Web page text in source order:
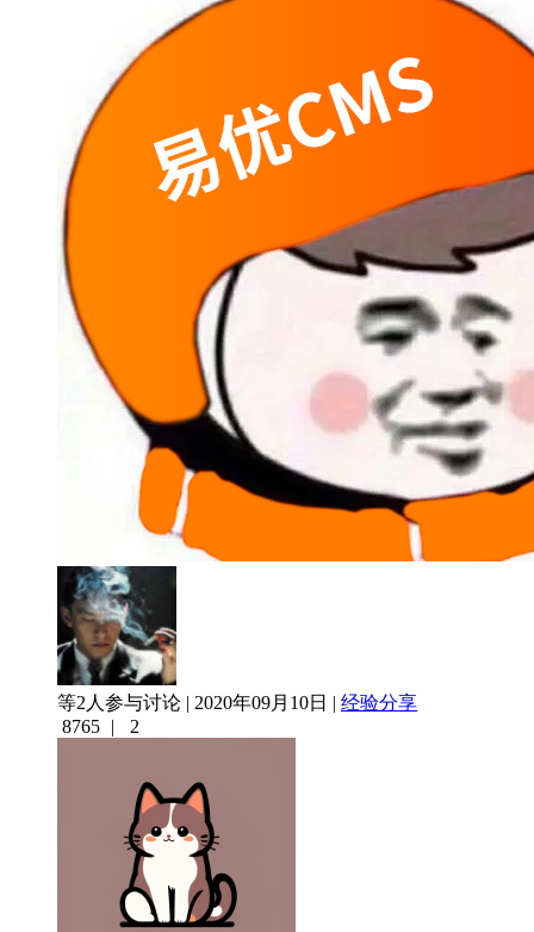
等2人参与讨论 | 2020年09月10日 | 经验分享
8765 | 2